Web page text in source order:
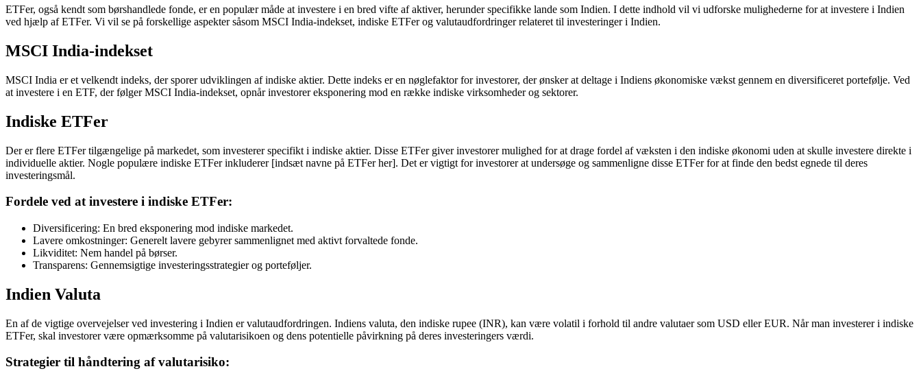
ETFer, også kendt som børshandlede fonde, er en populær måde at investere i en bred vifte af aktiver, herunder specifikke lande som Indien. I dette indhold vil vi udforske mulighederne for at investere i Indien
ved hjælp af ETFer. Vi vil se på forskellige aspekter såsom MSCI India-indekset, indiske ETFer og valutaudfordringer relateret til investeringer i Indien.
MSCI India-indekset
MSCI India er et velkendt indeks, der sporer udviklingen af indiske aktier. Dette indeks er en nøglefaktor for investorer, der ønsker at deltage i Indiens økonomiske vækst gennem en diversificeret portefølje. Ved
at investere i en ETF, der følger MSCI India-indekset, opnår investorer eksponering mod en række indiske virksomheder og sektorer.
Indiske ETFer
Der er flere ETFer tilgængelige på markedet, som investerer specifikt i indiske aktier. Disse ETFer giver investorer mulighed for at drage fordel af væksten i den indiske økonomi uden at skulle investere direkte i
individuelle aktier. Nogle populære indiske ETFer inkluderer [indsæt navne på ETFer her]. Det er vigtigt for investorer at undersøge og sammenligne disse ETFer for at finde den bedst egnede til deres
investeringsmål.
Fordele ved at investere i indiske ETFer:
Diversificering: En bred eksponering mod indiske markedet.
Lavere omkostninger: Generelt lavere gebyrer sammenlignet med aktivt forvaltede fonde.
Likviditet: Nem handel på børser.
Transparens: Gennemsigtige investeringsstrategier og porteføljer.
Indien Valuta
En af de vigtige overvejelser ved investering i Indien er valutaudfordringen. Indiens valuta, den indiske rupee (INR), kan være volatil i forhold til andre valutaer som USD eller EUR. Når man investerer i indiske
ETFer, skal investorer være opmærksomme på valutarisikoen og dens potentielle påvirkning på deres investeringers værdi.
Strategier til håndtering af valutarisiko: